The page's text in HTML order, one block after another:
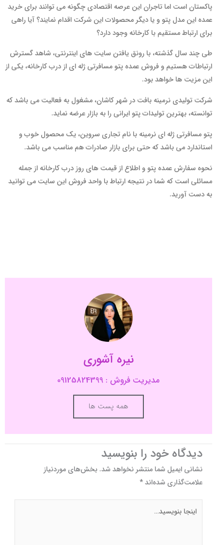
پاکستان است اما تاجران این عرصه اقتصادی چگونه می توانند برای خرید
عمده این مدل پتو و یا دیگر محصولات این شرکت اقدام نمایند؟ آیا راهی
برای ارتباط مستقیم با کارخانه وجود دارد؟
طی چند سال گذشته، با رونق یافتن سایت های اینترنتی، شاهد گسترش
ارتباطات هستیم و فروش عمده پتو مسافرتی ژله ای از درب کارخانه، یکی از
این مزیت ها خواهد بود.
شرکت تولیدی نرمینه بافت در شهر کاشان، مشغول به فعالیت می باشد که
توانسته، بهترین تولیدات پتو ایرانی را به بازار عرضه نماید.
پتو مسافرتی ژله ای نرمینه با نام تجاری سروین، یک محصول خوب و
استاندارد می باشد که حتی برای بازار صادرات هم مناسب می باشد.
نحوه سفارش عمده پتو و اطلاع از قیمت های روز درب کارخانه از جمله
مسائلی است که شما در نتیجه ارتباط با واحد فروش این سایت می توانید
به دست آورید.
نیره آشوری
مدیریت فروش : 09125824399
همه پست ها
دیدگاه‌ خود را بنویسید
نشانی ایمیل شما منتشر نخواهد شد. بخش‌های موردنیاز
علامت‌گذاری شده‌اند*
بنویسید…